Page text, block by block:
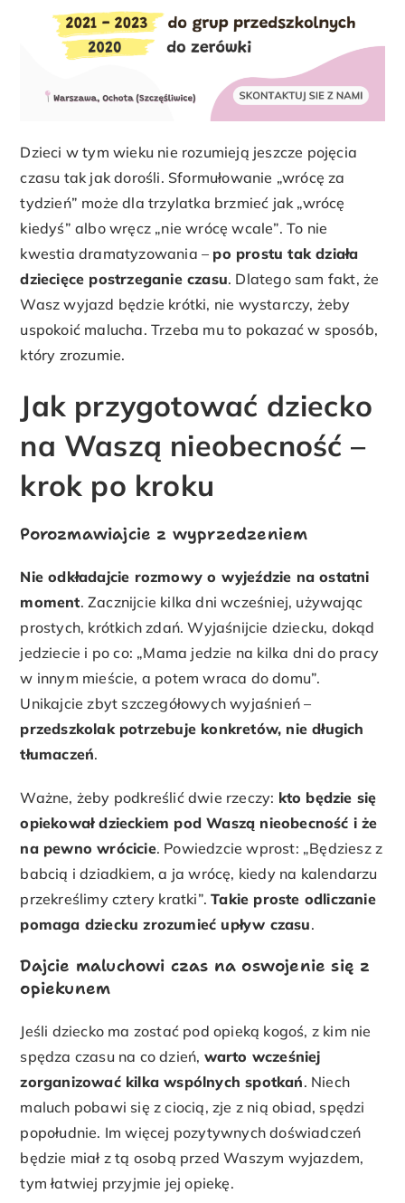
Dzieci w tym wieku nie rozumieją jeszcze pojęcia
czasu tak jak dorośli. Sformułowanie „wrócę za
tydzień” może dla trzylatka brzmieć jak „wrócę
kiedyś” albo wręcz „nie wrócę wcale”. To nie
kwestia dramatyzowania – po prostu tak działa
dziecięce postrzeganie czasu. Dlatego sam fakt, że
Wasz wyjazd będzie krótki, nie wystarczy, żeby
uspokoić malucha. Trzeba mu to pokazać w sposób,
który zrozumie.
Jak przygotować dziecko
na Waszą nieobecność –
krok po kroku
Porozmawiajcie z wyprzedzeniem
Nie odkładajcie rozmowy o wyjeździe na ostatni
moment. Zacznijcie kilka dni wcześniej, używając
prostych, krótkich zdań. Wyjaśnijcie dziecku, dokąd
jedziecie i po co: „Mama jedzie na kilka dni do pracy
w innym mieście, a potem wraca do domu”.
Unikajcie zbyt szczegółowych wyjaśnień –
przedszkolak potrzebuje konkretów, nie długich
tłumaczeń.
Ważne, żeby podkreślić dwie rzeczy: kto będzie się
opiekował dzieckiem pod Waszą nieobecność i że
na pewno wrócicie. Powiedzcie wprost: „Będziesz z
babcią i dziadkiem, a ja wrócę, kiedy na kalendarzu
przekreślimy cztery kratki”.Takie proste odliczanie
pomaga dziecku zrozumieć upływ czasu.
Dajcie maluchowi czas na oswojenie się z
opiekunem
Jeśli dziecko ma zostać pod opieką kogoś, z kim nie
spędza czasu na co dzień, warto wcześniej
zorganizować kilka wspólnych spotkań. Niech
maluch pobawi się z ciocią, zje z nią obiad, spędzi
popołudnie. Im więcej pozytywnych doświadczeń
będzie miał z tą osobą przed Waszym wyjazdem,
tym łatwiej przyjmie jej opiekę.